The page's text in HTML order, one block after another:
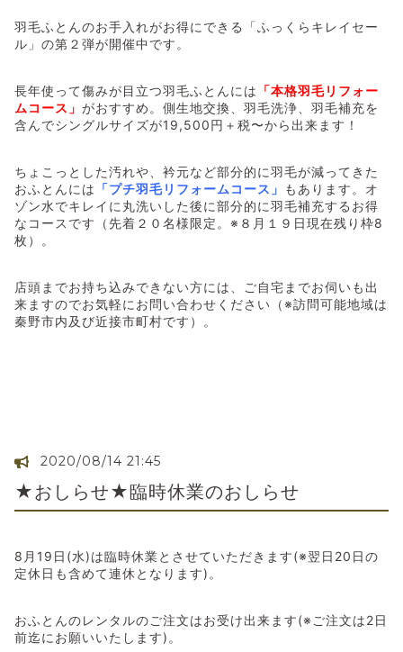
羽毛ふとんのお手入れがお得にできる「ふっくらキレイセー
ル」の第２弾が開催中です。
長年使って傷みが目立つ羽毛ふとんには 「本格羽毛リフォー
ムコース」 がおすすめ。側生地交換、羽毛洗浄、羽毛補充を
含んでシングルサイズが19,500円＋税〜から出来ます！
ちょこっとした汚れや、衿元など部分的に羽毛が減ってきた
おふとんには 「プチ羽毛リフォームコース」 もあります。オ
ゾン水でキレイに丸洗いした後に部分的に羽毛補充するお得
なコースです（先着２０名様限定。※８月１９日現在残り枠8
枚）。
店頭までお持ち込みできない方には、ご自宅までお伺いも出
来ますのでお気軽にお問い合わせください（※訪問可能地域は
秦野市内及び近接市町村です）。
2020/08/14 21:45
★おしらせ★臨時休業のおしらせ
8月19日(水)は臨時休業とさせていただきます(※翌日20日の
定休日も含めて連休となります)。
おふとんのレンタルのご注文はお受け出来ます(※ご注文は2日
前迄にお願いいたします)。